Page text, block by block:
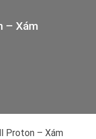
– Xám
Proton – Xám